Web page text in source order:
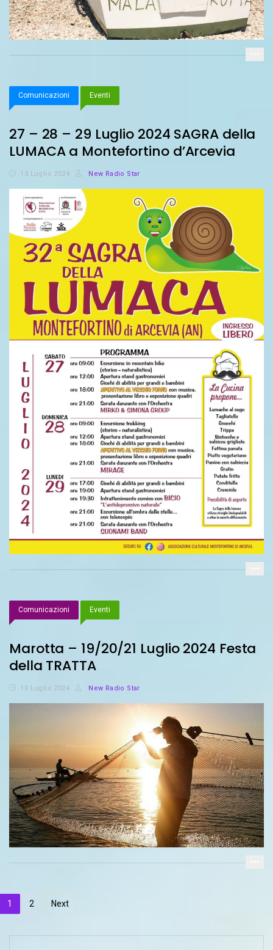
Comunicazioni Eventi
27 – 28 – 29 Luglio 2024 SAGRA della
LUMACA a Montefortino d’Arcevia
13 Luglio 2024 New Radio Star
Comunicazioni Eventi
Marotta – 19/20/21 Luglio 2024 Festa
della TRATTA
10 Luglio 2024 New Radio Star
1 2 Next